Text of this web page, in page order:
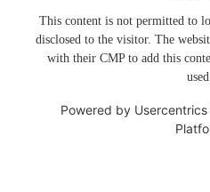
This content is not permitted to
disclosed to the visitor. The
with their CMP to add this
used.
Powered by